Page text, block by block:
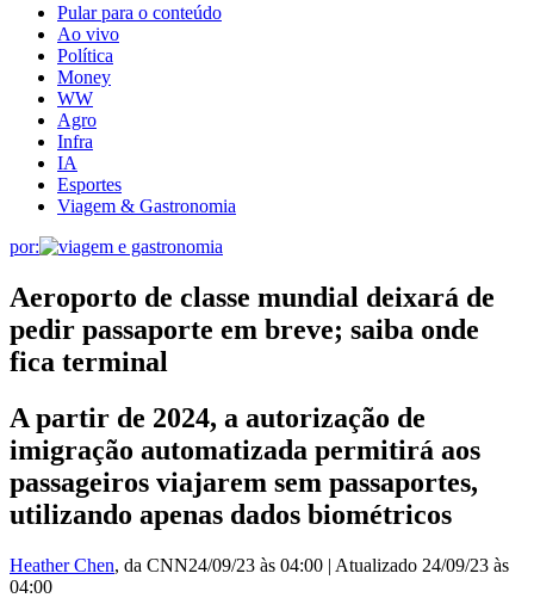
Pular para o conteúdo
Ao vivo
Política
Money
WW
Agro
Infra
IA
Esportes
Viagem & Gastronomia
por:
Aeroporto de classe mundial deixará de
pedir passaporte em breve; saiba onde
fica terminal
A partir de 2024, a autorização de
imigração automatizada permitirá aos
passageiros viajarem sem passaportes,
utilizando apenas dados biométricos
Heather Chen, da CNN24/09/23 às 04:00 | Atualizado 24/09/23 às
04:00